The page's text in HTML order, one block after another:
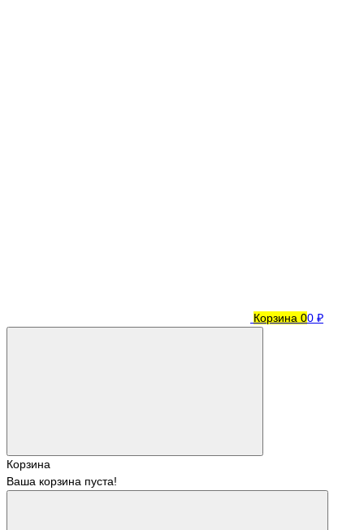
Корзина 00 ₽
Корзина
Ваша корзина пуста!